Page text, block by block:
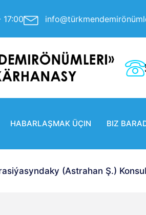
HABARLAŞMAK ÜÇIN BIZ
(Astrahan Ş.)